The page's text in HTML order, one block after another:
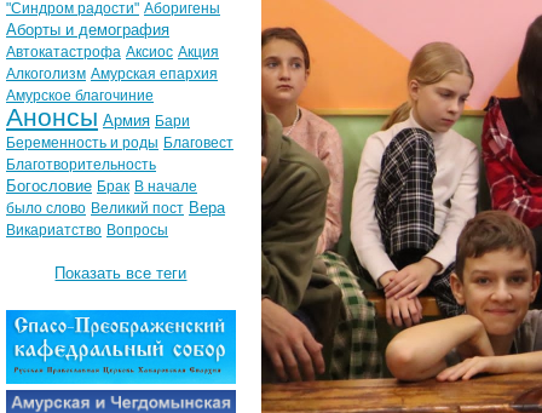
"Синдром радости" Аборигены
Аборты и демография
Автокатастрофа Аксиос Акция
Алкоголизм Амурская епархия
Амурское благочиние
Анонсы Армия Бари
Беременность и роды Благовест
Благотворительность
Богословие Брак В начале
было слово Великий пост Вера
Викариатство Вопросы
Показать все теги